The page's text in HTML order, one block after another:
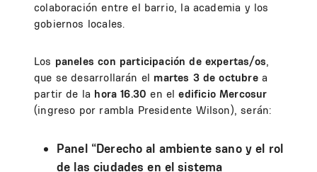
colaboración entre el barrio, la academia y los
gobiernos locales.
Los paneles con participación de expertas/os,
que se desarrollarán el martes 3 de octubre a
partir de la hora 16.30en el edificio Mercosur
(ingreso por rambla Presidente Wilson), serán:
Panel “Derecho al ambiente sano y el rol
de las ciudades en el sistema